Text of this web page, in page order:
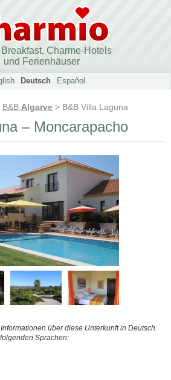
Charme-Hotels
und Ferienhäuser
Deutsch Español
B&B Algarve > B&B Villa Laguna
– Moncarapacho
über diese Unterkunft in Deutsch.
Sprachen: